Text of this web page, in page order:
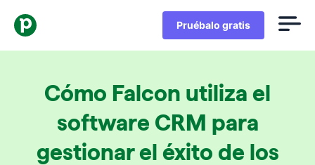
Pruébalo gratis
Cómo Falcon utiliza el
software CRM para
gestionar el éxito de los